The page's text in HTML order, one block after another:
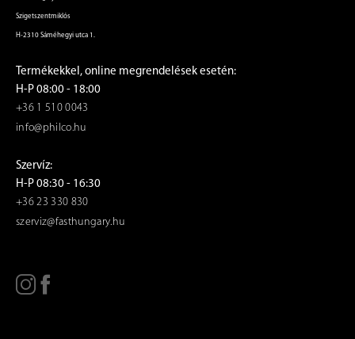
Szigetszentmiklós
H-2310 Sáméhegyi utca 1.
Termékekkel, online megrendelések esetén:
H-P 08:00 - 18:00
+36 1 510 0043
info@philco.hu
Szervíz:
H-P 08:30 - 16:30
+36 23 330 830
szerviz@fasthungary.hu